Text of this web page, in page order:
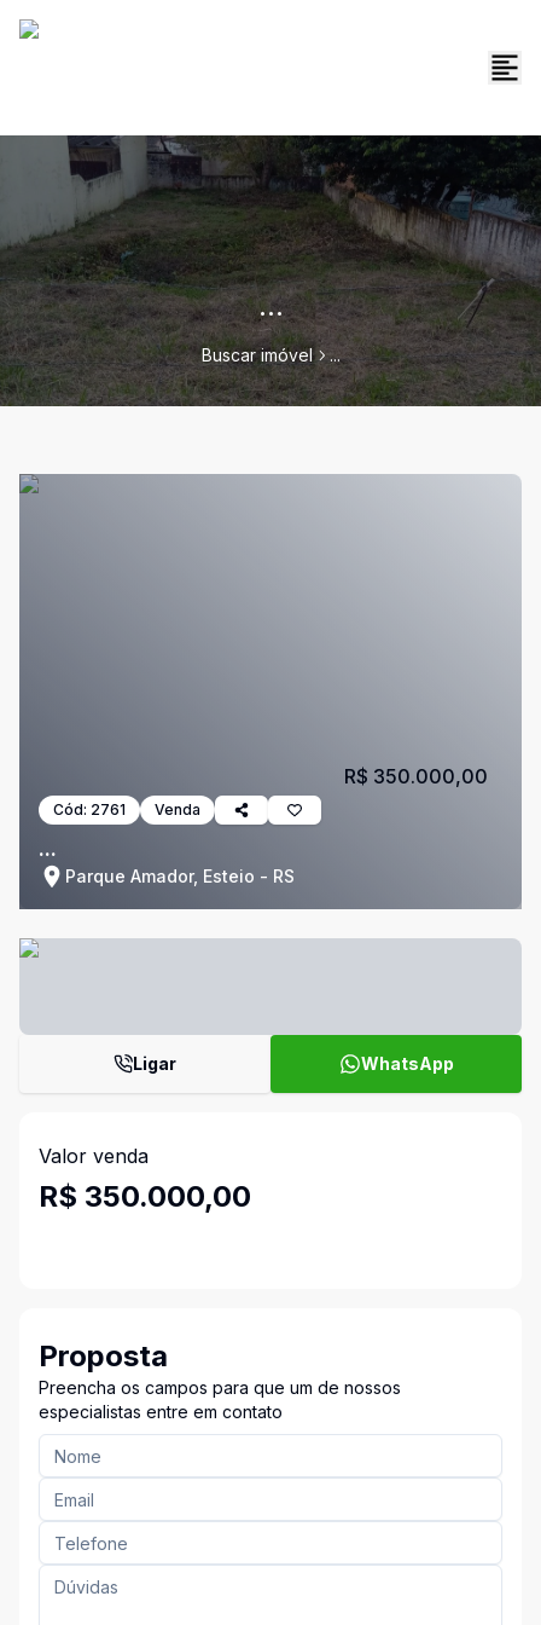
...
Buscar imóvel ...
Cód: 2761 Venda
...
Parque Amador, Esteio - RS
R$ 350.000,00
Ligar WhatsApp
Valor venda
R$ 350.000,00
Proposta
Preencha os campos para que um de nossos
especialistas entre em contato